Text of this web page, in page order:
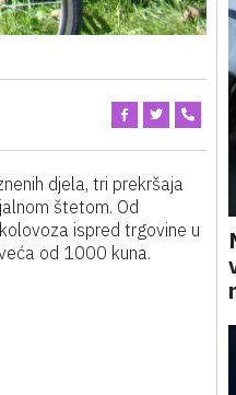
djela, tri prekršaja
štetom. Od
ispred trgovine u
od 1000 kuna.